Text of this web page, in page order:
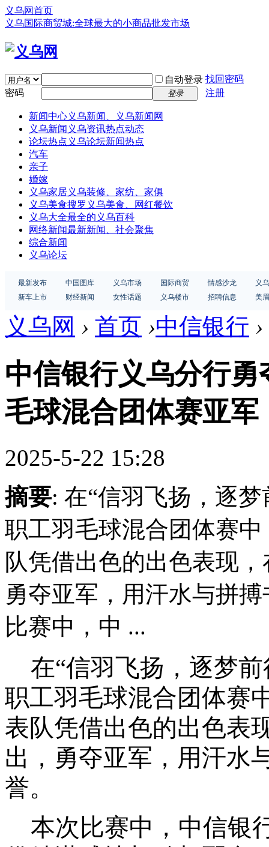
义乌网首页
义乌国际商贸城:全球最大的小商品批发市场
自动登录 找回密码
密码
登录 注册
新闻中心义乌新闻、义乌新闻网
义乌新闻 义乌资讯热点动态
论坛热点 义乌论坛新闻热点
汽车
亲子
婚嫁
义乌家居义乌装修、家纺、家俱
义乌美食搜罗义乌美食、网红餐饮
义乌大全最全的义乌百科
网络新闻最新新闻、社会聚焦
综合新闻
义乌论坛
最新发布 中国图库 义乌市场 国际商贸 情感沙龙
义
新车上市
财经新闻 女性话题 义乌楼市 招聘信息 美
义乌网 › 首页 ›中信银行 ›
中信银行义乌分行
毛球混合团体赛亚军
2025-5-22 15:28
摘要: 在“信羽飞扬，逐
职工羽毛球混合团体赛
队凭借出色的出色表现
勇夺亚军，用汗水与拼
比赛中，中 ...
在“信羽飞扬，逐梦前
职工羽毛球混合团体赛
表队凭借出色的出色表
出，勇夺亚军，用汗水
誉。
本次比赛中， 中信银